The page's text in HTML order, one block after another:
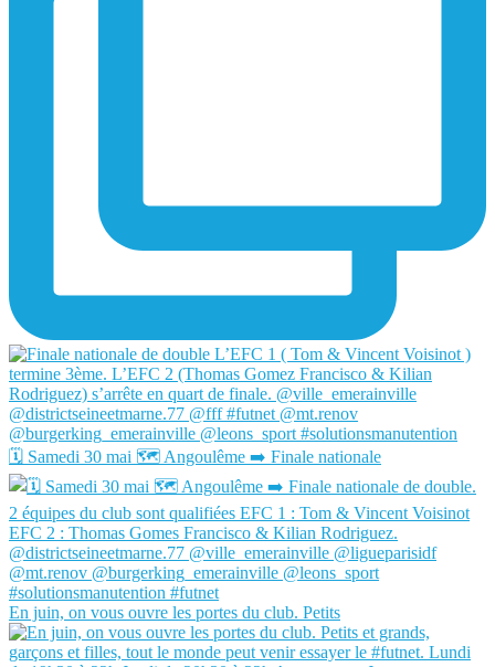
🗓️ Samedi 30 mai 🗺️ Angoulême ➡️ Finale nationale
En juin, on vous ouvre les portes du club. Petits